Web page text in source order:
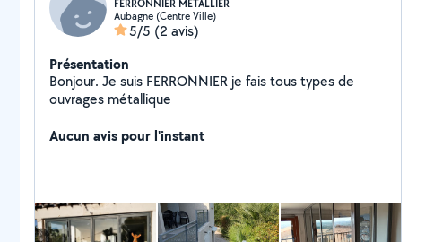
FERRONNIER METALLIER
Aubagne (Centre Ville)
5/5 (2 avis)
Présentation
Bonjour. Je suis FERRONNIER je fais tous types de
ouvrages métallique
Aucun avis pour l'instant